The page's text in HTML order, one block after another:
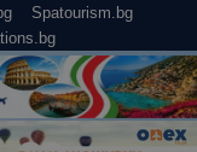
Spatourism.bg